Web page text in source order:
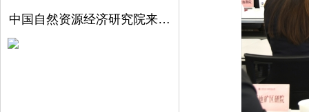
中国自然资源经济研究院来陕西地矿集团开展调研交流